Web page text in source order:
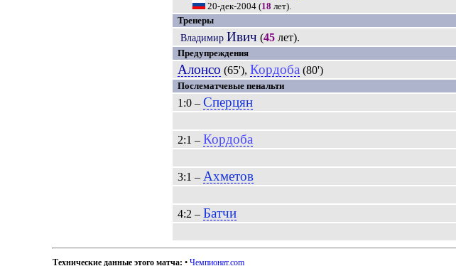
20-дек-2004 (18 лет).
Тренеры
Владимир Ивич (45 лет).
Предупреждения
Алонсо (65'), Кордоба (80')
Послематчевые пенальти
1:0 –Сперцян
2:1 – Кордоба
3:1 – Ахметов
4:2 – Батчи
Технические данные этого матча: •Чемпионат.com